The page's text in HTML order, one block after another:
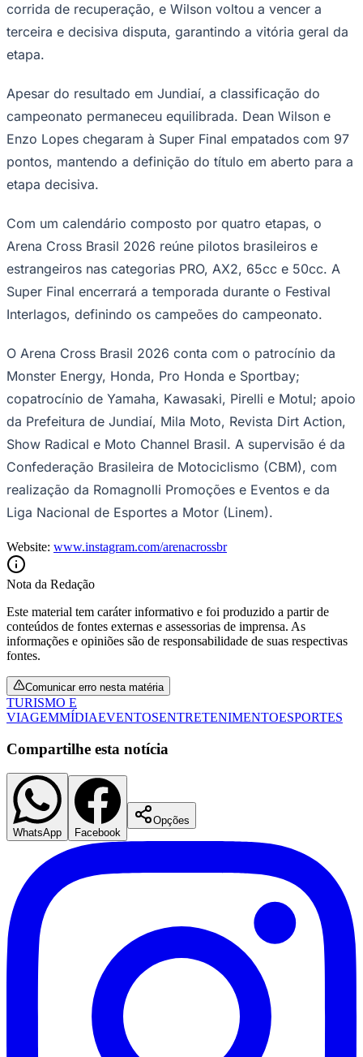
São Paulo
Santos
corrida de recuperação, e Wilson voltou a vencer a
terceira e decisiva disputa, garantindo a vitória geral da
etapa.
Apesar do resultado em Jundiaí, a classificação do
campeonato permaneceu equilibrada. Dean Wilson e
Enzo Lopes chegaram à Super Final empatados com 97
pontos, mantendo a definição do título em aberto para a
etapa decisiva.
Com um calendário composto por quatro etapas, o
Arena Cross Brasil 2026 reúne pilotos brasileiros e
estrangeiros nas categorias PRO, AX2, 65cc e 50cc. A
Super Final encerrará a temporada durante o Festival
Interlagos, definindo os campeões do campeonato.
O Arena Cross Brasil 2026 conta com o patrocínio da
Monster Energy, Honda, Pro Honda e Sportbay;
copatrocínio de Yamaha, Kawasaki, Pirelli e Motul; apoio
da Prefeitura de Jundiaí, Mila Moto, Revista Dirt Action,
Show Radical e Moto Channel Brasil. A supervisão é da
Confederação Brasileira de Motociclismo (CBM), com
realização da Romagnolli Promoções e Eventos e da
Liga Nacional de Esportes a Motor (Linem).
Website: www.instagram.com/arenacrossbr
Nota da Redação
Este material tem caráter informativo e foi produzido a partir de
conteúdos de fontes externas e assessorias de imprensa. As
informações e opiniões são de responsabilidade de suas respectivas
fontes.
Comunicar erro nesta matéria
TURISMO E
VIAGEMMÍDIAEVENTOSENTRETENIMENTOESPORTES
Compartilhe esta notícia
WhatsApp Facebook
Opções